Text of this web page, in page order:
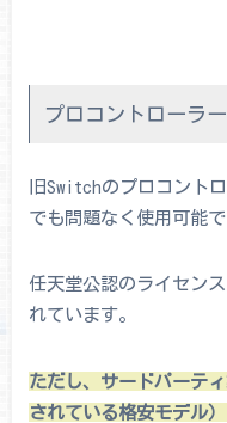
プロコントローラ
旧Switchのプロコント
でも問題なく使用可能で
任天堂公認のライセン
れています。
ただし、サードパーテ
されている格安モデル